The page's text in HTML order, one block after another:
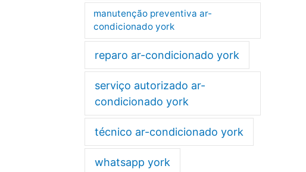
manutenção preventiva ar-
condicionado york
reparo ar-condicionado york
serviço autorizado ar-
condicionado york
técnico ar-condicionado york
whatsapp york